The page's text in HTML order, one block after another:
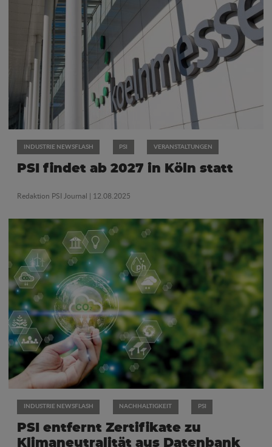
INDUSTRIE NEWSFLASH PSI VERANSTALTUNGEN
PSI findet ab 2027 in Köln statt
Redaktion PSI Journal | 12.08.2025
INDUSTRIE NEWSFLASH NACHHALTIGKEIT PSI
PSI entfernt Zertifikate zu
Klimaneutralität aus Datenbank